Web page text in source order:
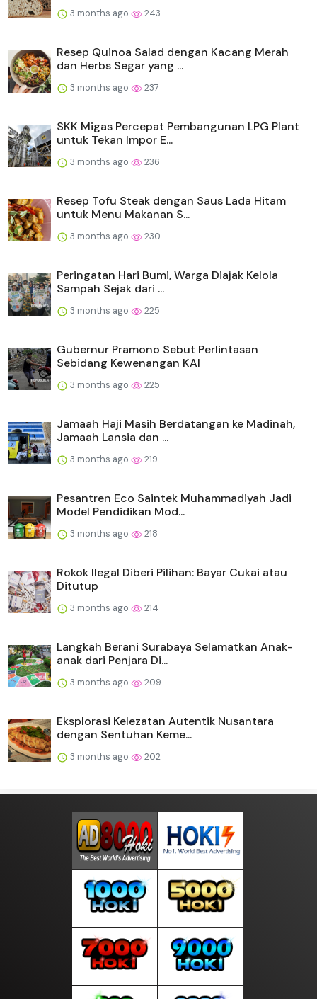
3 months ago 243
Resep Quinoa Salad dengan Kacang Merah
dan Herbs Segar yang ...
3 months ago 237
SKK Migas Percepat Pembangunan LPG Plant
untuk Tekan Impor E...
3 months ago 236
Resep Tofu Steak dengan Saus Lada Hitam
untuk Menu Makanan S...
3 months ago 230
Peringatan Hari Bumi, Warga Diajak Kelola
Sampah Sejak dari ...
3 months ago 225
Gubernur Pramono Sebut Perlintasan
Sebidang Kewenangan KAI
3 months ago 225
Jamaah Haji Masih Berdatangan ke Madinah,
Jamaah Lansia dan ...
3 months ago 219
Pesantren Eco Saintek Muhammadiyah Jadi
Model Pendidikan Mod...
3 months ago 218
Rokok Ilegal Diberi Pilihan: Bayar Cukai atau
Ditutup
3 months ago 214
Langkah Berani Surabaya Selamatkan Anak-
anak dari Penjara Di...
3 months ago 209
Eksplorasi Kelezatan Autentik Nusantara
dengan Sentuhan Keme...
3 months ago 202